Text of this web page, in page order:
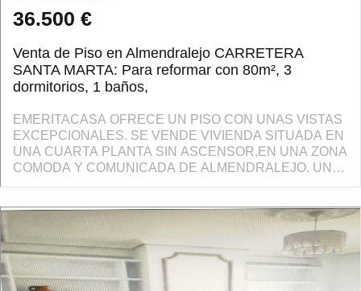
36.500 €
Venta de Piso en Almendralejo CARRETERA
SANTA MARTA: Para reformar con 80m², 3
dormitorios, 1 baños,
EMERITACASA OFRECE UN PISO CON UNAS VISTAS
EXCEPCIONALES. SE VENDE VIVIENDA SITUADA EN
UNA CUARTA PLANTA SIN ASCENSOR,EN UNA ZONA
COMODA Y COMUNICADA DE ALMENDRALEJO. UNA
OPORTUNIDAD IDEAL PARA QUIENES BUSCAN UN